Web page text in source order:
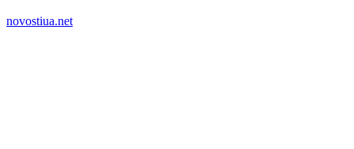
novostiua.net